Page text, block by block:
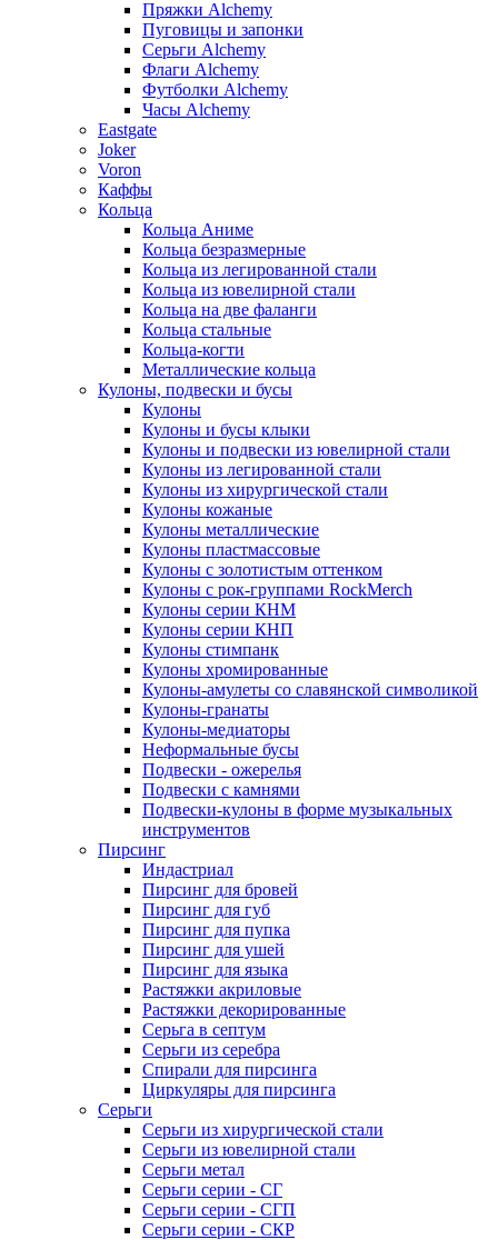
Пряжки Alchemy
Пуговицы и запонки
Серьги Alchemy
Флаги Alchemy
Футболки Alchemy
Часы Alchemy
Eastgate
Joker
Voron
Каффы
Кольца
Кольца Аниме
Кольца безразмерные
Кольца из легированной стали
Кольца из ювелирной стали
Кольца на две фаланги
Кольца стальные
Кольца-когти
Металлические кольца
Кулоны, подвески и бусы
Кулоны
Кулоны и бусы клыки
Кулоны и подвески из ювелирной стали
Кулоны из легированной стали
Кулоны из хирургической стали
Кулоны кожаные
Кулоны металлические
Кулоны пластмассовые
Кулоны с золотистым оттенком
Кулоны с рок-группами RockMerch
Кулоны серии КНМ
Кулоны серии КНП
Кулоны стимпанк
Кулоны хромированные
Кулоны-амулеты со славянской символикой
Кулоны-гранаты
Кулоны-медиаторы
Неформальные бусы
Подвески - ожерелья
Подвески с камнями
Подвески-кулоны в форме музыкальных
инструментов
Пирсинг
Индастриал
Пирсинг для бровей
Пирсинг для губ
Пирсинг для пупка
Пирсинг для ушей
Пирсинг для языка
Растяжки акриловые
Растяжки декорированные
Серьга в септум
Серьги из серебра
Спирали для пирсинга
Циркуляры для пирсинга
Серьги
Серьги из хирургической стали
Серьги из ювелирной стали
Серьги метал
Серьги серии - СГ
Серьги серии - СГП
Серьги серии - СКР